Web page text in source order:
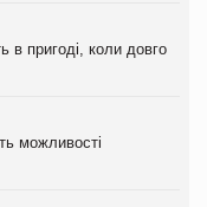
в пригоді, коли довго
можливості